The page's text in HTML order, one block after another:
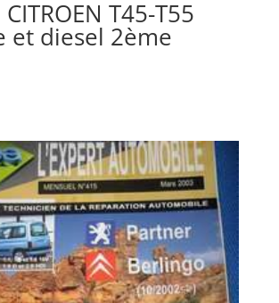
T45-T55
et diesel 2ème